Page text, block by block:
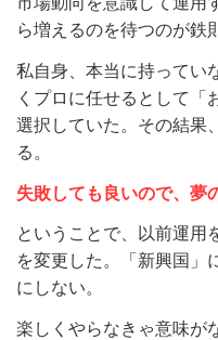
ら増えるのを待つのが鉄
私自身、本当に持ってい
くプロに任せるとして「
選択していた。その結果
る。
失敗しても良いので、 夢
ということで、以前運用
を変更した。「新興国」
にしない。
楽しくやらなきゃ意味が